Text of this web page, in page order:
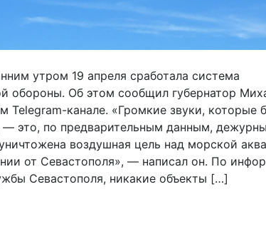
утром 19 апреля сработала система
обороны. Об этом сообщил губернатор
Telegram-канале. «Громкие звуки, которые
это, по предварительным данным,
воздушная цель над морской
от Севастополя», — написал он. По
Севастополя, никакие объекты […]